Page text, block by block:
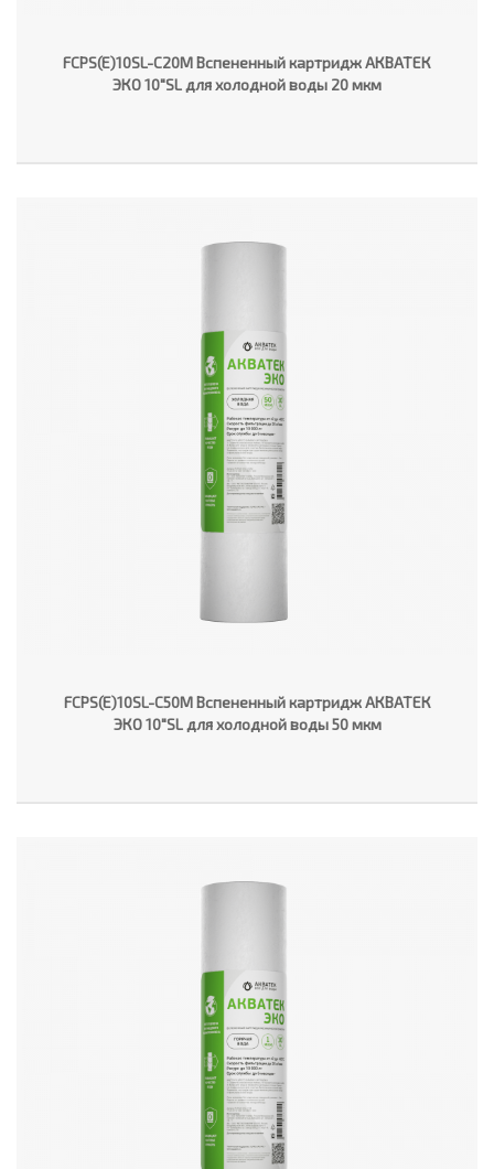
FCPS(E)10SL-C20M Вспененный картридж АКВАТЕК
ЭКО 10"SL для холодной воды 20 мкм
FCPS(E)10SL-C50M Вспененный картридж АКВАТЕК
ЭКО 10"SL для холодной воды 50 мкм